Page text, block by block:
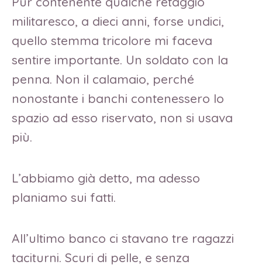
militaresco, a dieci anni, forse undici,
quello stemma tricolore mi faceva
sentire importante. Un soldato con la
penna. Non il calamaio, perché
nonostante i banchi contenessero lo
spazio ad esso riservato, non si usava
più.
L’abbiamo già detto, ma adesso
planiamo sui fatti.
All’ultimo banco ci stavano tre ragazzi
taciturni. Scuri di pelle, e senza